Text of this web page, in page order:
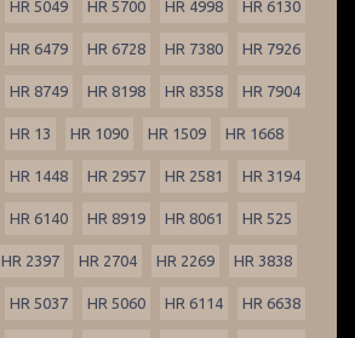
HR 5049 HR 5700 HR 4998 HR 6130
HR 6479 HR 6728 HR 7380 HR 7926
HR 8749 HR 8198 HR 8358 HR 7904
HR 13 HR 1090 HR 1509 HR 1668
HR 1448 HR 2957 HR 2581 HR 3194
HR 6140 HR 8919 HR 8061 HR 525
HR 2397 HR 2704 HR 2269 HR 3838
HR 5037 HR 5060 HR 6114 HR 6638